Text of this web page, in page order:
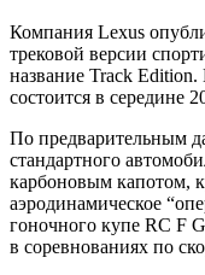
Компания Lexus
трековой версии
название Track
состоится в середине
По предварительным
стандартного
карбоновым капотом,
аэродинамическое
гоночного купе RC F
в соревнованиях по